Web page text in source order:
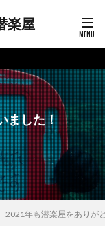
楽屋
ました！
2021年も潜楽屋をありが